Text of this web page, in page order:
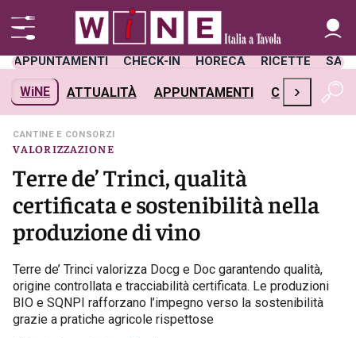
APPUNTAMENTI CHECK-IN HORECA RICETTE
WiNE ATTUALITÀ APPUNTAMENTI CHECK-IN
›
VALORIZZAZIONE
CANTINE E CONSORZI
Terre de’ Trinci, qualità
certificata e sostenibilità nella
produzione di vino
Terre de’ Trinci valorizza Docg e Doc garantendo qualità,
origine controllata e tracciabilità certificata. Le produzioni
BIO e SQNPI rafforzano l’impegno verso la sostenibilità
grazie a pratiche agricole rispettose